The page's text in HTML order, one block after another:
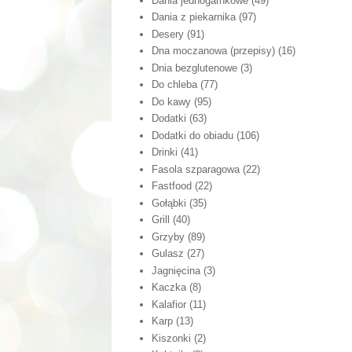
Dania z piekarnika (97)
Desery (91)
Dna moczanowa (przepisy) (16)
Dnia bezglutenowe (3)
Do chleba (77)
Do kawy (95)
Dodatki (63)
Dodatki do obiadu (106)
Drinki (41)
Fasola szparagowa (22)
Fastfood (22)
Gołąbki (35)
Grill
(40)
Grzyby (89)
Gulasz (27)
Jagnięcina (3)
Kaczka (8)
Kalafior (11)
Karp (13)
Kiszonki (2)